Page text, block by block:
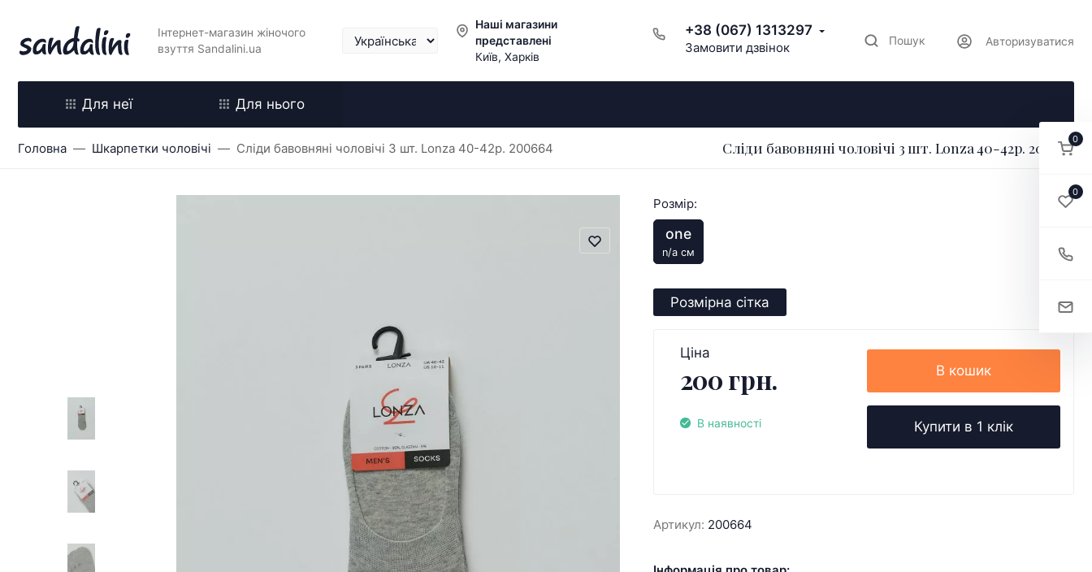
Інтернет-магазин жіночого
взуття Sandalini.ua
Наші магазини
представлені
Київ, Харків
+38 (067) 1313297
Замовити дзвінок Пошук Авторизуватися
Для неї Для нього
Головна Шкарпетки чоловічі Сліди бавовняні чоловічі 3 шт. Lonza 40-42р. 200664 Сліди бавовняні чоловічі 3 шт. Lonza 40-42р. 200664
Розмір:
one
n/a см
Розмірна сітка
Ціна
200 грн.
В наявності
В кошик
Купити в 1 клік
Артикул: 200664
0
0